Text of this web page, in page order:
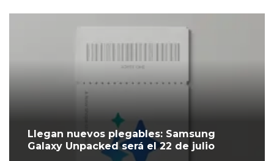
Llegan nuevos plegables: Samsung
Galaxy Unpacked será el 22 de julio